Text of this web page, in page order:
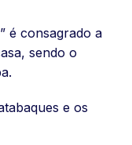
é consagrado a
sendo o
e os